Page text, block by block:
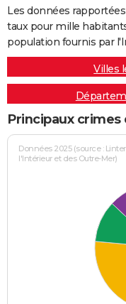
Les données
taux pour mille
population fournis par
Villes
Principaux crimes
Données 2025 (source :
l'Intérieur et des Outre-Mer)